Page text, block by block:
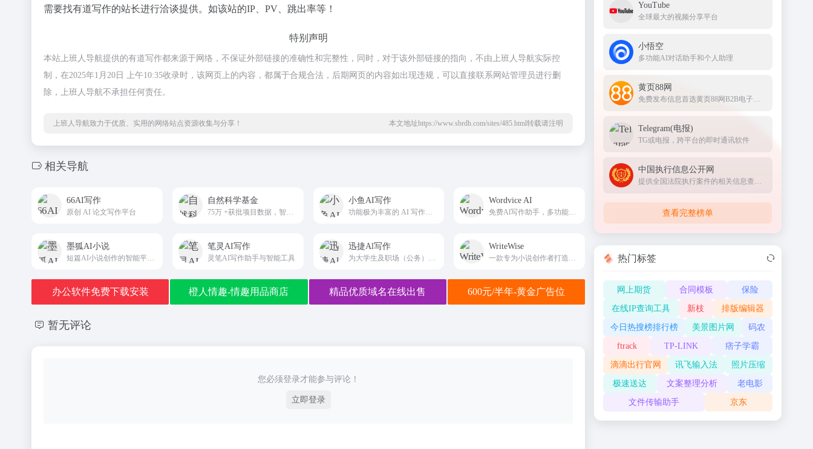
需要找有道写作的站长进行洽谈提供。如该站的IP、PV、跳出率等！
特别声明
本站上班人导航提供的有道写作都来源于网络，不保证外部链接的准确性和完整性，同时，对于该外部链接的指向，不由上班人导航实际控
制，在2025年1月20日 上午10:35收录时，该网页上的内容，都属于合规合法，后期网页的内容如出现违规，可以直接联系网站管理员进行删
除，上班人导航不承担任何责任。
上班人导航致力于优质、实用的网络站点资源收集与分享！ 本文地址https://www.sbrdh.com/sites/485.html转载请注明
相关导航
66AI写作
原创 AI 论文写作平台
自然科学基金
75万 +获批项目数据，智能析热点，一键生成高质量申请书。
小鱼AI写作 Wordvice AI
墨狐AI小说 笔灵AI写作
灵笔AI写作助手与智能工具
迅捷Al写作 WriteWise
办公软件免费下载安装 橙人情趣-情趣用品商店 精品优质域名在线出售 600元/半年-黄金广告位
暂无评论
您必须登录才能参与评论！
立即登录
YouTube
全球最大的视频分享平台
小悟空
多功能AI对话助手和个人助理
黄页88网
免费发布信息首选黄页88网B2B电子商务网站！
Telegram(电报)
TG或电报，跨平台的即时通讯软件
中国执行信息公开网
提供全国法院执行案件的相关信息查询服务
查看完整榜单
热门标签
网上期货 合同模板 保险
在线IP查询工具 新枝 排版编辑器
今日热搜榜排行榜 美景图片网 码农
ftrack TP-LINK 痞子学霸
滴滴出行官网 讯飞输入法 照片压缩
极速送达 文案整理分析 老电影
文件传输助手 京东